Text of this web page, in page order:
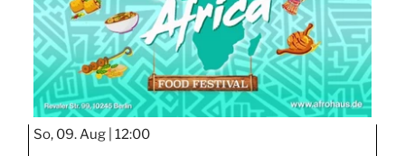
So, 09. Aug | 12:00